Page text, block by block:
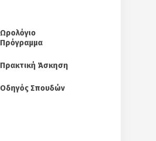
Ωρολόγιο
Πρόγραμμα
Πρακτική Άσκηση
Οδηγός Σπουδών